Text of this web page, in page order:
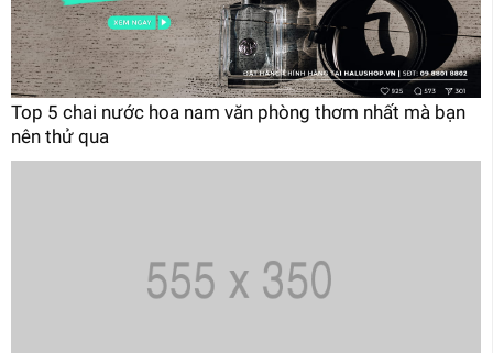
Top 5 chai nước hoa nam văn phòng thơm nhất mà bạn
nên thử qua